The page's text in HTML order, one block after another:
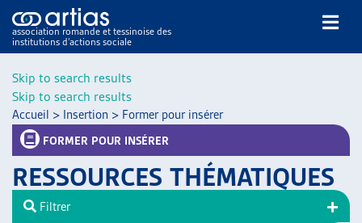
Skip to search results
Skip to search results
association romande et tessinoise des
institutions d’actions sociale
NOS PUBLICATIONS
Accueil > Insertion > Former pour insérer
FORMER POUR INSÉRER
RESSOURCES THÉMATIQUES
Filtrer